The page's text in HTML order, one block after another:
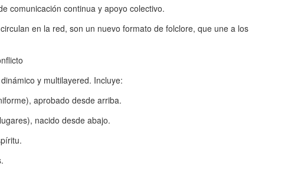
comunicación continua y apoyo colectivo.
en la red, son un nuevo formato de folclore, que une a los
dinámico y multilayered. Incluye:
aprobado desde arriba.
nacido desde abajo.